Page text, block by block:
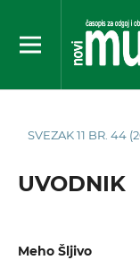
SVEZAK 11 BR. 44
UVODNIK
Meho Šljivo